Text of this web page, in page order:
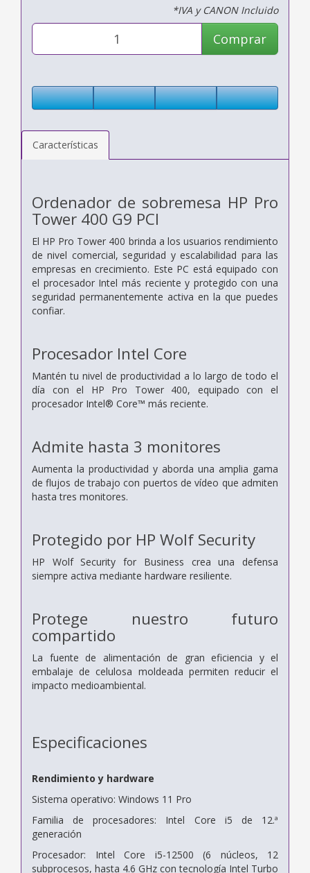
*IVA y CANON Incluido
Comprar
Características
Ordenador de sobremesa HP Pro
Tower 400 G9 PCI
El HP Pro Tower 400 brinda a los usuarios rendimiento
de nivel comercial, seguridad y escalabilidad para las
empresas en crecimiento. Este PC está equipado con
el procesador Intel más reciente y protegido con una
seguridad permanentemente activa en la que puedes
confiar.
Procesador Intel Core
Mantén tu nivel de productividad a lo largo de todo el
día con el HP Pro Tower 400, equipado con el
procesador Intel® Core™ más reciente.
Admite hasta 3 monitores
Aumenta la productividad y aborda una amplia gama
de flujos de trabajo con puertos de vídeo que admiten
hasta tres monitores.
Protegido por HP Wolf Security
HP Wolf Security for Business crea una defensa
siempre activa mediante hardware resiliente.
Protege nuestro futuro
compartido
La fuente de alimentación de gran eficiencia y el
embalaje de celulosa moldeada permiten reducir el
impacto medioambiental.
Especificaciones
Rendimiento y hardware
Sistema operativo: Windows 11 Pro
Familia de procesadores: Intel Core i5 de 12.ª
generación
Procesador: Intel Core i5-12500 (6 núcleos, 12
subprocesos, hasta 4.6 GHz con tecnología Intel Turbo